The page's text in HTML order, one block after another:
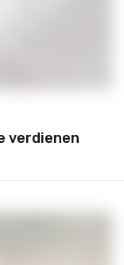
verdienen